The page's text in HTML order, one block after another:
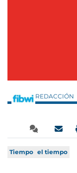
REDACCIÓN
Tiempo el tiempo